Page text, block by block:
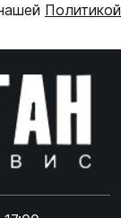
Политикой